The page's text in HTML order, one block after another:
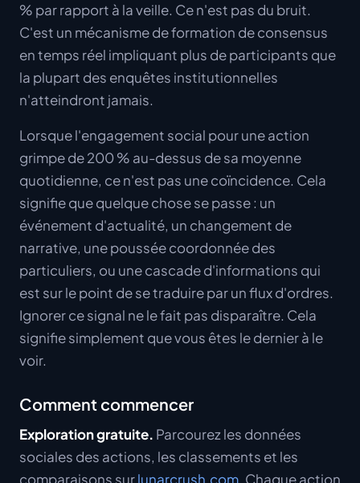
% par rapport à la veille. Ce n'est pas du bruit.
C'est un mécanisme de formation de consensus
en temps réel impliquant plus de participants que
la plupart des enquêtes institutionnelles
n'atteindront jamais.
Lorsque l'engagement social pour une action
grimpe de 200 % au-dessus de sa moyenne
quotidienne, ce n'est pas une coïncidence. Cela
signifie que quelque chose se passe : un
événement d'actualité, un changement de
narrative, une poussée coordonnée des
particuliers, ou une cascade d'informations qui
est sur le point de se traduire par un flux d'ordres.
Ignorer ce signal ne le fait pas disparaître. Cela
signifie simplement que vous êtes le dernier à le
voir.
Comment commencer
Exploration gratuite. Parcourez les données
sociales des actions, les classements et les
comparaisons surlunarcrush.com . Chaque action